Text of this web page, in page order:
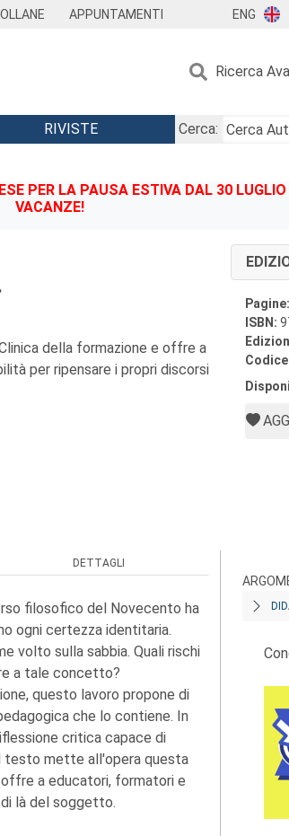
APPUNTAMENTI ENG
Ricerca
RIVISTE
Cerca:
PER LA PAUSA ESTIVA DAL 30
VACANZE!
della formazione e offre a
per ripensare i propri discorsi
Pagine:
ISBN:
DETTAGLI
filosofico del Novecento ha
ogni certezza identitaria.
volto sulla sabbia. Quali rischi
a tale concetto?
questo lavoro propone di
che lo contiene. In
critica capace di
testo mette all'opera questa
a educatori, formatori e
là del soggetto.